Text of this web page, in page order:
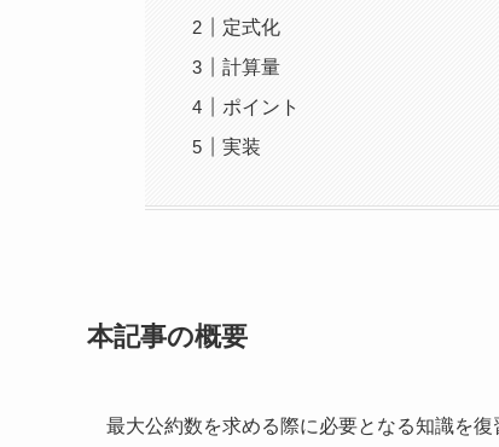
定式化
計算量
ポイント
実装
本記事の概要
最大公約数を求める際に必要となる知識を